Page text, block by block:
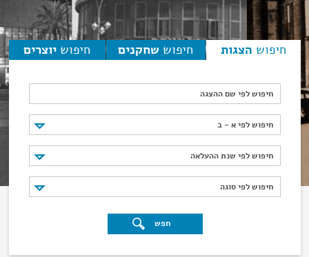
חיפוש הצגות חיפוש שחקנים חיפוש יוצרים
חיפוש לפי שם ההצגה
חיפוש לפי א - ב
חיפוש לפי א - ב
חיפוש לפי שנת ההעלאה
חיפוש לפי שנת ההעלאה
חיפוש לפי סוגה
חיפוש לפי סוגה
חפש